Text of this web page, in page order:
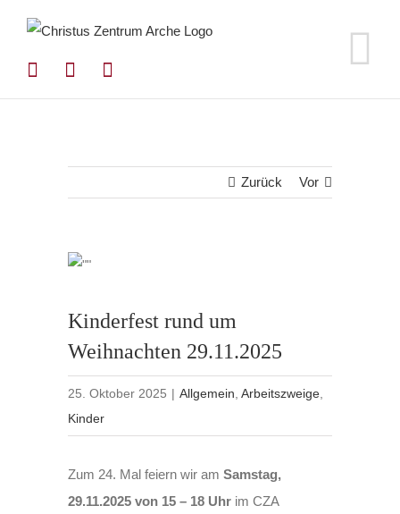
springen
Zurück Vor
Kinderfest rund um
Weihnachten 29.11.2025
25. Oktober 2025 | Allgemein ,Arbeitszweige
Kinder
Zum 24. Mal feiern wir amSamstag,
29.11.2025 von 15 – 18 Uhr im CZA